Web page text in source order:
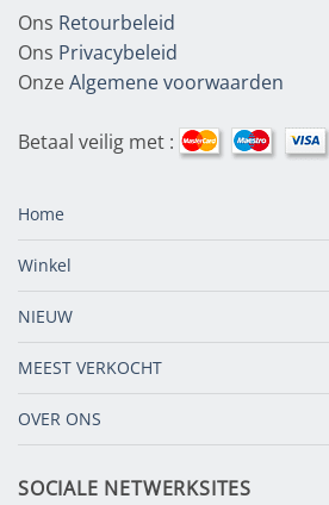
Ons Retourbeleid
Ons Privacybeleid
OnzeAlgemene voorwaarden
Betaal veilig met :
Home
Winkel
NIEUW
MEEST VERKOCHT
OVER ONS
SOCIALE NETWERKSITES